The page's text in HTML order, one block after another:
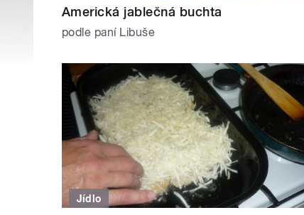
Americká jablečná buchta
podle paní Libuše
Jídlo